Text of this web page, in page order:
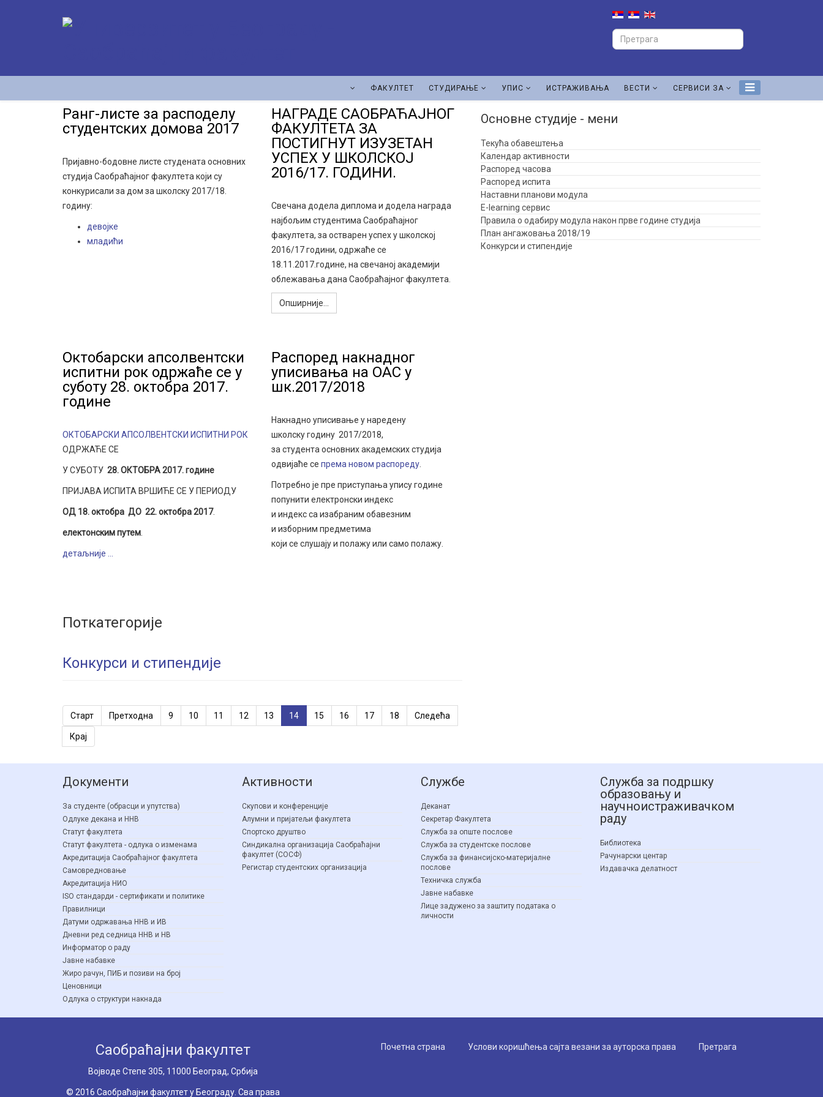
ФАКУЛТЕТ СТУДИРАЊЕ УПИС ИСТРАЖИВАЊА ВЕСТИ СЕРВИСИ ЗА
Ранг-листе за расподелу
студентских домова 2017
Пријавно-бодовне листе студената основних
студија Саобраћајног факултета који су
конкурисали за дом за школску 2017/18.
годину:
девојке
младићи
НАГРАДЕ САОБРАЋАЈНОГ
ФАКУЛТЕТА ЗА
ПОСТИГНУТ ИЗУЗЕТАН
УСПЕХ У ШКОЛСКОЈ
2016/17. ГОДИНИ.
Свечана додела диплома и додела награда
најбољим студентима Саобраћајног
факултета, за остварен успех у школској
2016/17 години, одржаће се
18.11.2017.године, на свечаној академији
облежавања дана Саобраћајног факултета.
Опширније...
Oктобарски апсолвентски
испитни рок одржаће се у
суботу 28. октобра 2017.
године
ОКТОБАРСКИ АПСОЛВЕНТСКИ ИСПИТНИ РОК
ОДРЖАЋЕ СЕ
У СУБОТУ 28.ОКТОБРА 201 7. године
ПРИЈАВА ИСПИТА ВРШИЋЕ СЕ У ПЕРИОДУ
ОД 18. октобра ДО 22. октобра 201 7.
електонским путем
детаљније ...
Распоред накнадног
уписивања на ОАС у
шк.2017/2018
Накнадно уписивање у наредену
школску годину 2017/2018,
за студента основних академских студија
одвијаће сепрема новом распореду
Потребно је пре приступања упису године
попунити електронски индекс
и индекс са изабраним обавезним
и изборним предметима
који се слушају и полажу или само полажу.
Поткатегорије
Конкурси и стипендије
Старт Претходна 9 10 11 12 13 14 15 16 17 18 Следећа
Крај
Основне студије - мени
Текућа обавештења
Календар активности
Распоред часова
Распоред испита
Наставни планови модула
E-learning сервис
Правила о одабиру модула након прве године студија
План ангажовања 2018/19
Конкурси и стипендије
Документи
За студенте (обрасци и упутства)
Одлуке декана и ННВ
Статут факултета
Статут факултета - одлука о изменама
Акредитација Саобраћајног факултета
Самовредновање
Акредитација НИО
ISO стандарди - сертификати и политике
Правилници
Датуми одржавања ННВ и ИВ
Дневни ред седница ННВ и НВ
Информатор о раду
Јавне набавке
Жиро рачун, ПИБ и позиви на број
Ценовници
Одлука о структури накнада
Активности
Скупови и конференције
Алумни и пријатељи факултета
Спортско друштво
Синдикална организација Саобраћајни
факултет (СОСФ)
Регистар студентских организација
Службе
Деканат
Секретар Факултета
Служба за опште послове
Служба за студентске послове
Служба за финансијско-материјалне
послове
Техничка служба
Јавне набавке
Лице задужено за заштиту података о
личности
Служба за подршку
образовању и
научноистраживачком
раду
Библиотека
Рачунарски центар
Издавачка делатност
Саобраћајни факултет
Вoјводе Степе 305, 11000 Београд, Србија
© 2016 Саобраћајни факултет у Београду. Сва права
Почетна страна Услови коришћења сајта везани за ауторска права Претрага